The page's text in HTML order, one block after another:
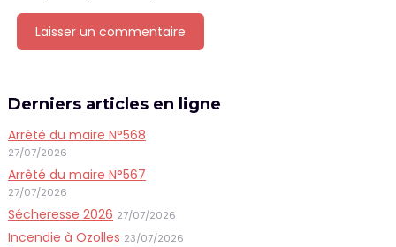
Derniers articles en ligne
Arrêté du maire N°568
27/07/2026
Arrêté du maire N°567
27/07/2026
Sécheresse 2026 27/07/2026
Incendie à Ozolles 23/07/2026